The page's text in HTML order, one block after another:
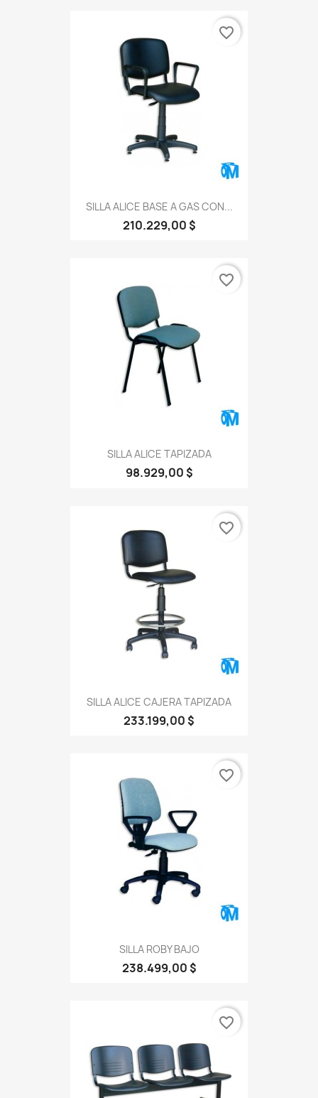
SILLA ALICE BASE A GAS CON...
210.229,00 $
favorite_border
SILLA ALICE TAPIZADA
98.929,00 $
favorite_border
SILLA ALICE CAJERA TAPIZADA
233.199,00 $
favorite_border
SILLA ROBY BAJO
238.499,00 $
favorite_border
favorite_border